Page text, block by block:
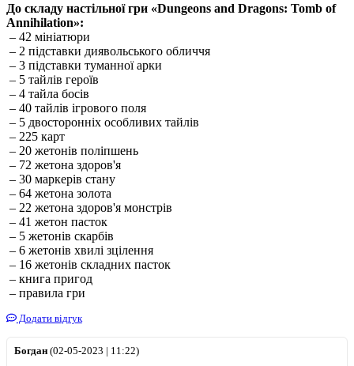
До складу настільної гри «Dungeons and Dragons: Tomb of
Annihilation»:
– 42 мініатюри
– 2 підставки диявольського обличчя
– 3 підставки туманної арки
– 5 тайлів героїв
– 4 тайла босів
– 40 тайлів ігрового поля
– 5 двосторонніх особливих тайлів
– 225 карт
– 20 жетонів поліпшень
– 72 жетона здоров'я
– 30 маркерів стану
– 64 жетона золота
– 22 жетона здоров'я монстрів
– 41 жетон пасток
– 5 жетонів скарбів
– 6 жетонів хвилі зцілення
– 16 жетонів складних пасток
– книга пригод
– правила гри
Додати відгук
Богдан (02-05-2023 | 11:22)